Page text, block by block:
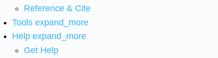
Reference & Cite
Tools expand_more
Help expand_more
Get Help